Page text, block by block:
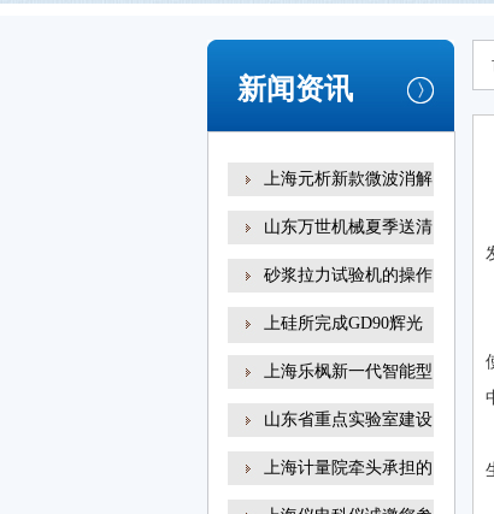
新闻资讯
上海元析新款微波消解
山东万世机械夏季送清
砂浆拉力试验机的操作
上硅所完成GD90辉光
上海乐枫新一代智能型
山东省重点实验室建设
上海计量院牵头承担的